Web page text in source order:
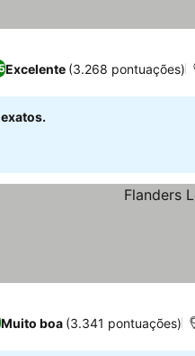
Excelente (3.268 pontuações)
Muito boa (3.341 pontuações)